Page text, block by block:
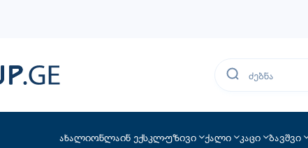
ახალიონლაინ ექსკლუზივი ქალი კაცი ბავშვი